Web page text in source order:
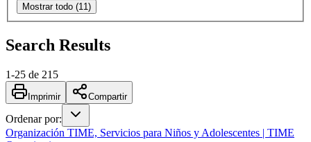
Mostrar todo (11)
Search Results
1-25 de 215
Imprimir Compartir
Ordenar por:
Organización TIME, Servicios para Niños y Adolescentes | TIME